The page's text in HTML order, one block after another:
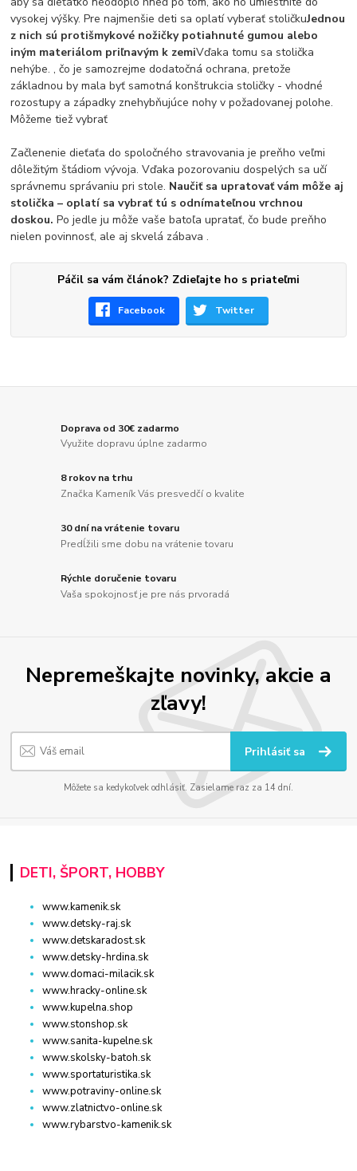
vysokej výšky. Pre najmenšie deti sa oplatí vyberať stoličkuJednou
z nich sú protišmykové nožičky potiahnuté gumou alebo
iným materiálom priľnavým k zemiVďaka tomu sa stolička
nehýbe. , čo je samozrejme dodatočná ochrana, pretože
základnou by mala byť samotná konštrukcia stoličky - vhodné
rozostupy a západky znehybňujúce nohy v požadovanej polohe.
Môžeme tiež vybrať
Začlenenie dieťaťa do spoločného stravovania je preňho veľmi
dôležitým štádiom vývoja. Vďaka pozorovaniu dospelých sa učí
správnemu správaniu pri stole. Naučiť sa upratovať vám môže aj
stolička – oplatí sa vybrať tú s odnímateľnou vrchnou
doskou. Po jedle ju môže vaše batoľa upratať, čo bude preňho
nielen povinnosť, ale aj skvelá zábava .
Páčil sa vám článok? Zdieľajte ho s priateľmi
Facebook Twitter
Doprava od 30€ zadarmo
Využite dopravu úplne zadarmo
8 rokov na trhu
Značka Kameník Vás presvedčí o kvalite
30 dní na vrátenie tovaru
Predĺžili sme dobu na vrátenie tovaru
Rýchle doručenie tovaru
Vaša spokojnosť je pre nás prvoradá
Nepremeškajte novinky, akcie a
zľavy!
Prihlásiť sa
Môžete sa kedykoľvek odhlásiť. Zasielame raz za 14 dní.
DETI, ŠPORT, HOBBY
www.kamenik.sk
www.detsky-raj.sk
www.detskaradost.sk
www.detsky-hrdina.sk
www.domaci-milacik.sk
www.hracky-online.sk
www.kupelna.shop
www.stonshop.sk
www.sanita-kupelne.sk
www.skolsky-batoh.sk
www.sportaturistika.sk
www.potraviny-online.sk
www.zlatnictvo-online.sk
www.rybarstvo-kamenik.sk